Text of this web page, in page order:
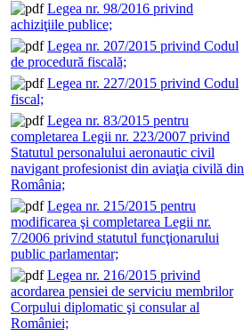
Legea nr. 98/2016 privind
achiziţiile publice;
Legea nr. 207/2015 privind Codul
de procedură fiscală;
Legea nr. 227/2015 privind Codul
fiscal;
Legea nr. 83/2015 pentru
completarea Legii nr. 223/2007 privind
Statutul personalului aeronautic civil
navigant profesionist din aviaţia civilă din
România;
Legea nr. 215/2015 pentru
modificarea şi completarea Legii nr.
7/2006 privind statutul funcţionarului
public parlamentar;
Legea nr. 216/2015 privind
acordarea pensiei de serviciu membrilor
Corpului diplomatic şi consular al
României;